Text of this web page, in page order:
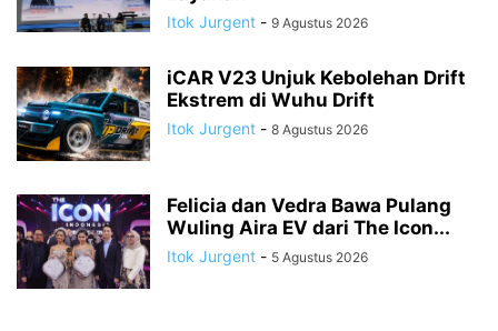
Itok Jurgent - 9 Agustus 2026
iCAR V23 Unjuk Kebolehan Drift
Ekstrem di Wuhu Drift
Itok Jurgent - 8 Agustus 2026
Felicia dan Vedra Bawa Pulang
Wuling Aira EV dari The Icon...
Itok Jurgent - 5 Agustus 2026